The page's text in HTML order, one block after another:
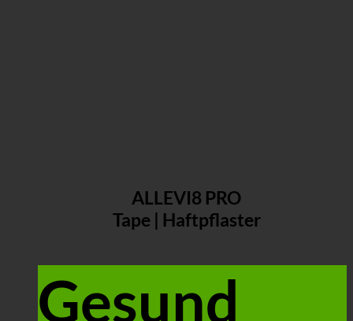
ALLEVI8 PRO
Tape | Haftpflaster
Gesund